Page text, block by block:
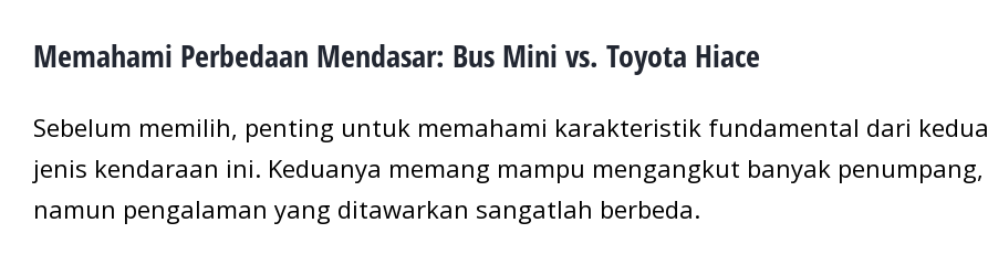
Memahami Perbedaan Mendasar: Bus Mini vs. Toyota Hiace
Sebelum memilih, penting untuk memahami karakteristik fundamental dari kedua
jenis kendaraan ini. Keduanya memang mampu mengangkut banyak penumpang,
namun pengalaman yang ditawarkan sangatlah berbeda.